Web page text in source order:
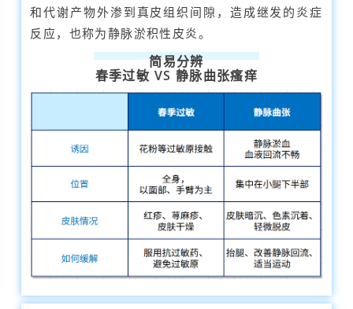
和代谢产物外渗到真皮组织间隙，造成继发的炎症
反应，也称为静脉淤积性皮炎。
简易分辨
春季过敏 VS 静脉曲张瘙痒